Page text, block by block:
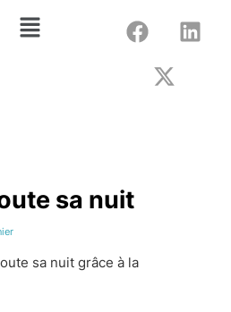
Menu
F
a
L
i
t
w
sa nuit
sa nuit grâce à la